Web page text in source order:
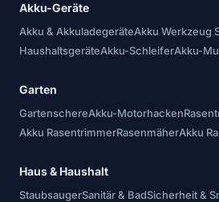
Akku-Geräte
Akku & AkkuladegeräteAkku Werkzeug
HaushaltsgeräteAkku-SchleiferAkku-
Garten
GartenschereAkku-Motorhacken
Akku RasentrimmerRasenmäherAkku
Haus & Haushalt
StaubsaugerSanitär & BadSicherheit &